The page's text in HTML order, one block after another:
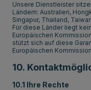
Unsere Dienstleister
Ländern: Australien,
Singapur, Thailand,
Für diese Länder liegt
Europäischen
stützt sich auf diese
Europäischen
10.
10.1 Ihre Rechte